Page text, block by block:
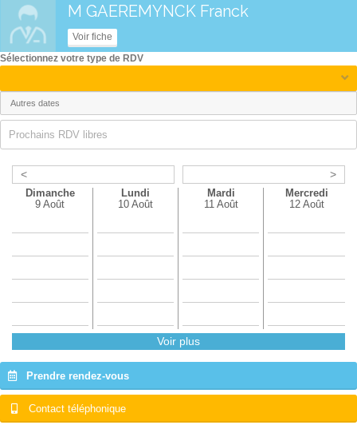
M GAEREMYNCK Franck
Voir fiche
< >
Dimanche
9 Août
Lundi
10 Août
Mardi
11 Août
Mercredi
12 Août
Voir plus
Prendre rendez-vous
Contact téléphonique
Sélectionnez votre type de RDV
Prochains RDV libres